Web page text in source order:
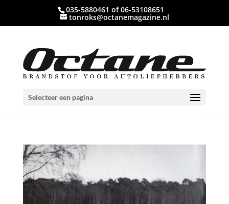
035-5880461 of 06-53108651
tonroks@octanemagazine.nl
Selecteer een pagina